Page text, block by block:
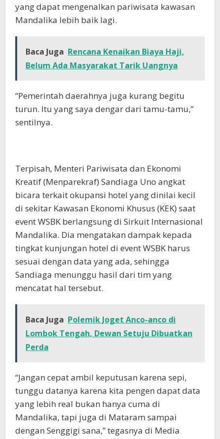
yang dapat mengenalkan pariwisata kawasan
Mandalika lebih baik lagi.
Baca Juga Rencana Kenaikan Biaya Haji,
Belum Ada Masyarakat Tarik Uangnya
“Pemerintah daerahnya juga kurang begitu
turun. Itu yang saya dengar dari tamu-tamu,”
sentilnya.
Terpisah, Menteri Pariwisata dan Ekonomi
Kreatif (Menparekraf) Sandiaga Uno angkat
bicara terkait okupansi hotel yang dinilai kecil
di sekitar Kawasan Ekonomi Khusus (KEK) saat
event WSBK berlangsung di Sirkuit Internasional
Mandalika. Dia mengatakan dampak kepada
tingkat kunjungan hotel di event WSBK harus
sesuai dengan data yang ada, sehingga
Sandiaga menunggu hasil dari tim yang
mencatat hal tersebut.
Baca Juga Polemik Joget Anco-anco di
Lombok Tengah, Dewan Setuju Dibuatkan
Perda
“Jangan cepat ambil keputusan karena sepi,
tunggu datanya karena kita pengen dapat data
yang lebih real bukan hanya cuma di
Mandalika, tapi juga di Mataram sampai
dengan Senggigi sana,” tegasnya di Media